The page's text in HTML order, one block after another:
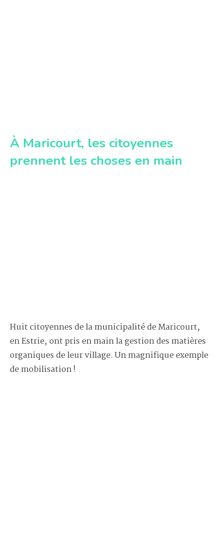
À Maricourt, les citoyennes
prennent les choses en main
Huit citoyennes de la municipalité de Maricourt,
en Estrie, ont pris en main la gestion des matières
organiques de leur village. Un magnifique exemple
de mobilisation !